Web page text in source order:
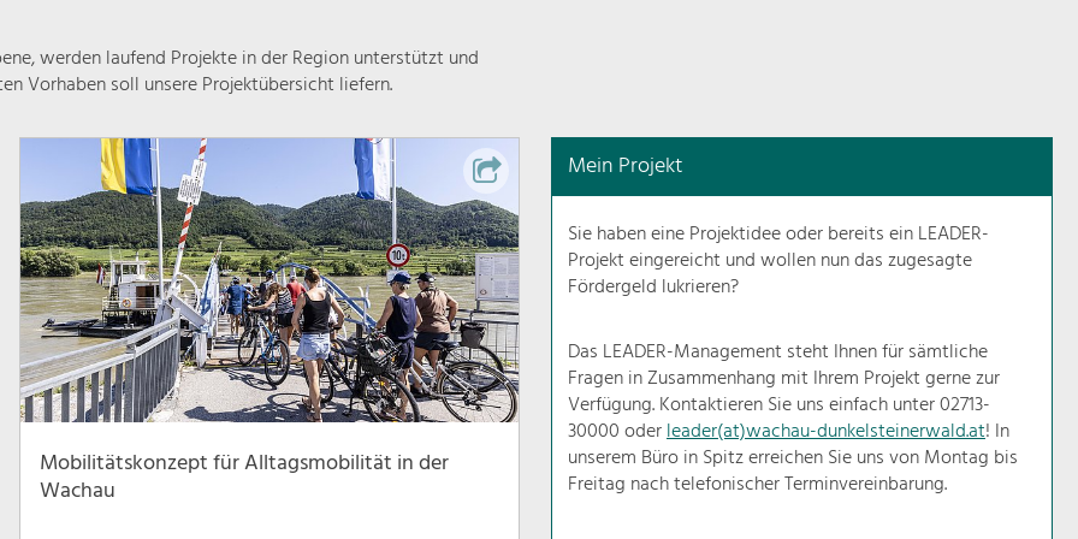
Natur- &
Landschaftsschutz
Pflege, Regulierung und
Weiterentwicklung.
Ortsbild, Baukultur und nachhaltiges
Siedlungswesen.
Land- & Forstwirtschaft
Bewirtschaftung und Pflege der
Kulturlandschaft.
werden laufend Projekte in der Region unterstützt und
Vorhaben soll unsere Projektübersicht liefern.
Mobilitätskonzept für Alltagsmobilität in der
Wachau
Mein Projekt
Sie haben eine Projektidee oder bereits ein LEADER-
Projekt eingereicht und wollen nun das zugesagte
Fördergeld lukrieren?
Das LEADER-Management steht Ihnen für sämtliche
Fragen in Zusammenhang mit Ihrem Projekt gerne zur
Verfügung. Kontaktieren Sie uns einfach unter 02713-
30000 oderleader(at)wachau-dunkelsteinerwald.at! In
unserem Büro in Spitz erreichen Sie uns von Montag bis
Freitag nach telefonischer Terminvereinbarung.